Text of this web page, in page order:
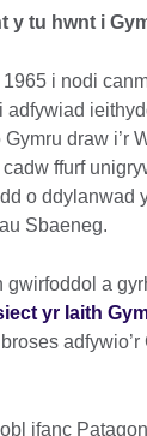
y tu hwnt i
1965 i nodi
adfywiad
draw i’r
ffurf
o ddylanwad
Sbaeneg.
gwirfoddol a
yr Iaith
ifanc